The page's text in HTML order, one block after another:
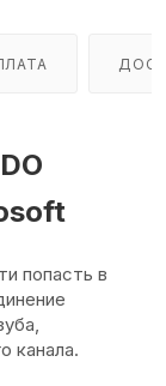
попасть в
канала.